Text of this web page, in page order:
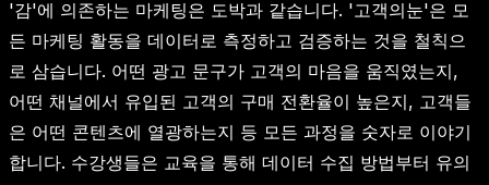
'감'에 의존하는 마케팅은 도박과 같습니다. '고객의눈'은 모
든 마케팅 활동을 데이터로 측정하고 검증하는 것을 철칙으
로 삼습니다. 어떤 광고 문구가 고객의 마음을 움직였는지,
어떤 채널에서 유입된 고객의 구매 전환율이 높은지, 고객들
은 어떤 콘텐츠에 열광하는지 등 모든 과정을 숫자로 이야기
합니다. 수강생들은 교육을 통해 데이터 수집 방법부터 유의